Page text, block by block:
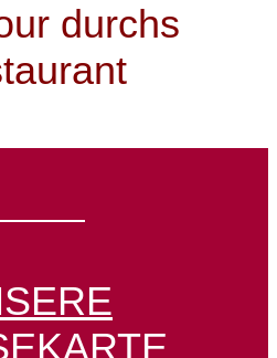
durchs